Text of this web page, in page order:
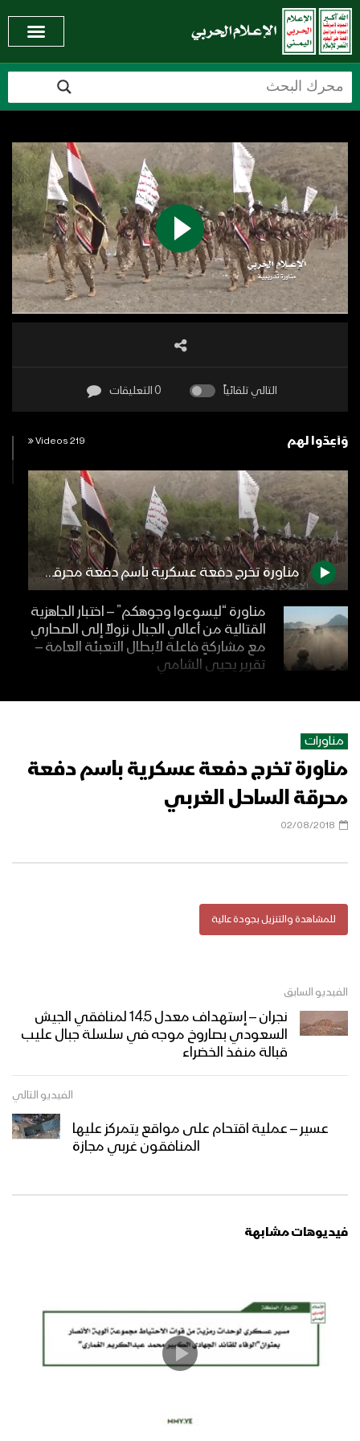
التالي تلقائياً 0 التعليقات
وَأَعِدُّوا لهم 219 Videos
مناورة تخرج دفعة عسكرية باسم دفعة محرقة الساحل الغربي
مناورة “ليسوءوا وجوهكم” – اختبار الجاهزية
القتالية من أعالي الجبال نزولاً إلى الصحاري
مع مشاركةٍ فاعلة لأبطال التعبئة العامة –
تقرير يحيى الشامي
مناورة “لِيَسُوءُوا وُجُوهَكُمْ” العسكرية
عمليات قتالية معقدة تبدأ من البحر وتمتد
إلى السواحل والمدن.. تكتيكات متقدمة
مناورة “لِيَسُوءُوا وُجُوهَكُمْ” العسكرية
مناورة “لِيَسُوءُوا وُجُوهَكُمْ” العسكرية
للقوات المسلحة اليمنية تُحاكي التصدي
لأربع موجات هجومية واسعة بحراً وبراً
فلاشة 2 – تخرج دفعة “ثباتاً وانتصاراً على
طريق القدس” من الكليات العسكرية –
1446هـ
طريق القدس” من الكليات العسكرية –
من سبتمبر المجيدة
حفل تخرج دفعة من القوات الخاصة في
المنطقة العسكرية الثانية
تخرج دفعة طوفان الأقصى “قوات خاصة”
مناورات
مناورة تخرج دفعة عسكرية باسم دفعة
محرقة الساحل الغربي
02/08/2018
للمشاهدة والتنزيل بجودة عالية
الفيديو السابق
نجران – إستهداف معدل 14.5 لمنافقي الجيش
السعودي بصاروخ موجه في سلسلة جبال عليب
قبالة منفذ الخضراء
الفيديو التالي
عسير – عملية اقتحام على مواقع يتمركز عليها
المنافقون غربي مجازة
فيديوهات مشابهة